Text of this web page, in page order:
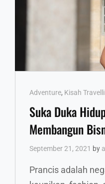
Cat
Links
Adventure, Kisah
Suka Duka
Membangun
September 21, 2021 by
Prancis adalah